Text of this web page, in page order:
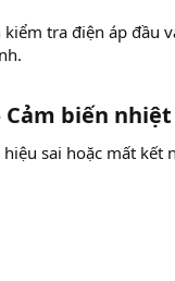
tra điện áp đầu
Cảm biến
sai hoặc mất kết